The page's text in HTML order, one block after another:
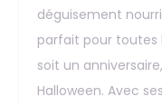
déguisement
parfait pour toutes
soit un
Halloween. Avec